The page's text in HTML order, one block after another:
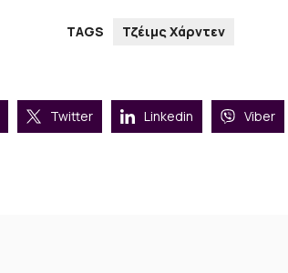
TAGS Τζέιμς Χάρντεν
Twitter Linkedin Viber